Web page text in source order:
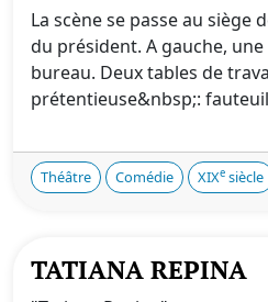
La scène se passe au siège
du président. A gauche,
bureau. Deux tables de
prétentieuse&nbsp;:
Théâtre Comédie XIXe siècle
TATIANA REPINA